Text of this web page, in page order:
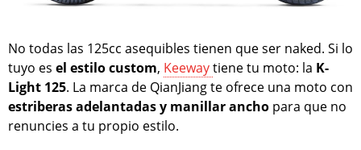
No todas las 125cc asequibles tienen que ser naked. Si lo
tuyo es el estilo custom, Keewaytiene tu moto: la K-
Light 125. La marca de QianJiang te ofrece una moto con
estriberas adelantadas y manillar ancho para que no
renuncies a tu propio estilo.